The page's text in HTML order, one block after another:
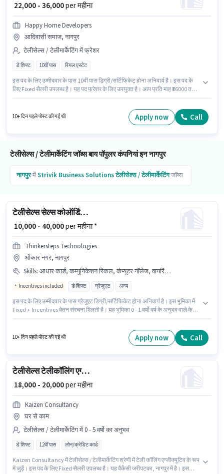
₹ 22,000 - 36,000per महीना
Happy Home Developers
आदिवासी समाज, नागपुर
टेलीसेल्स / टेलीमार्केटिंग में फ्रेशर
डे शिफ्ट 10वीं पास रियल एस्टेट
इस पद के लिए उम्मीदवार के पास 10वीं पास डिग्री/सर्टिफिकेट होना अनिवार्य है। इस पद के
लिए Fixed सैलरी उपलब्ध है। यह पद फ्रेशर के लिए उपयुक्त है। आप प्रति माह ₹36000 तक
साथ और 5 days working प्रति सप्ताह है।
10+ दिन पहले पोस्ट की गई थी Apply now Call
टेलीसेल्स / टेलीमार्केटिंग जॉब्स बाय पॉपुलर कंपनियां इन नागपुर
नागपुरमेंStrivik Business Solutionsटेलीसेल्स / टेलीमार्केटिंगजॉब्स
टेलीसेल्स सेल्स कोऑर्डिनेटर / एग्जीक्यूटिव
₹ 10,000 - 40,000per महीना *
Thinkersteps Technologies
ओंकार नगर, नागपुर
Skills: आधार कार्ड, कम्युनिकेशन स्किल, कंप्यूटर नॉलेज, वायरिंग, MS Excel, PAN कार्ड, डोमेस्टिक कॉलिंग, लीड जनरेशन
Incentives included डे शिफ्ट ग्रेजुएट अन्य
इस पद के लिए उम्मीदवार के पास ग्रेजुएट डिग्री/सर्टिफिकेट होना अनिवार्य है। इस भूमिका में
Fixed + Incentives वेतन संरचना मिलती है। यह भूमिका 0 - 1 वर्षो वर्ष के अनुभव वाले के
डोमेस्टिक कॉलिंग, लीड जनरेशन, MS Excel, वायरिंग, कम्युनिकेशन स्किल होना अनिवार्य
10+ दिन पहले पोस्ट की गई थी Apply now Call
टेलीसेल्स टेलीकॉलिंग एग्जीक्यूटिव
₹ 18,000 - 20,000per महीना
Kaizen Consultancy
घर से काम
टेलीसेल्स / टेलीमार्केटिंग में 0 - 5 वर्षो का अनुभव
डे शिफ्ट 12वीं पास लोन/क्रेडिट कार्ड
Kaizen Consultancy में टेलीसेल्स / टेलीमार्केटिंग श्रेणी में टेली कॉलिंग एग्जीक्यूटिव के रूप
में जुड़ें। इस पद के लिए Fixed सैलरी उपलब्ध है। यह वैकेंसी जरीपटका, नागपुर में है। इस